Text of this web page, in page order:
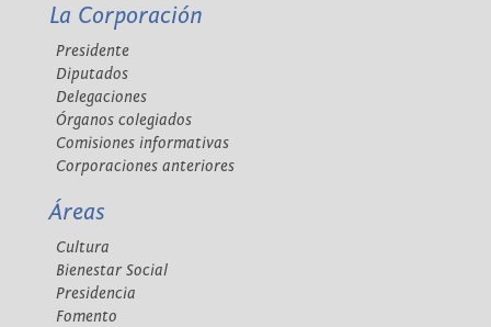
La Corporación
Presidente
Diputados
Delegaciones
Órganos colegiados
Comisiones informativas
Corporaciones anteriores
Áreas
Cultura
Bienestar Social
Presidencia
Fomento